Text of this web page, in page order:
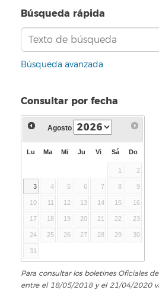
Búsqueda rápida
Búsqueda avanzada
Consultar por fecha
Agosto
Lu Ma Mi Ju Vi Sá Do
1 2
3 4 5 6 7 8 9
10 11 12 13 14 15 16
17 18 19 20 21 22 23
24 25 26 27 28 29 30
31
Para consultar los boletines Oficiales
entre el 18/05/2018 y el 21/04/2020